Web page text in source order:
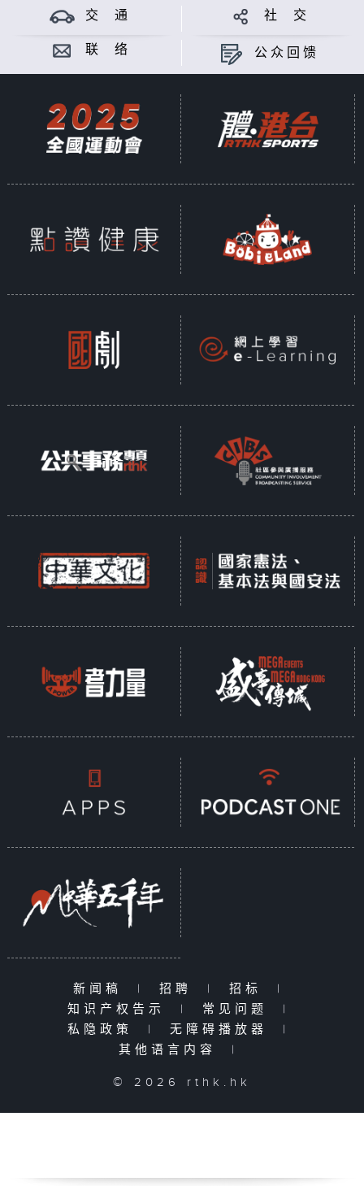
交 通 社 交
联 络 公众回馈
新闻稿 | 招聘 | 招标
|
知识产权告示
| 常见问题
|
私隐政策
| 无障碍播放器
|
其他语言内容
|
© 2026 rthk.hk